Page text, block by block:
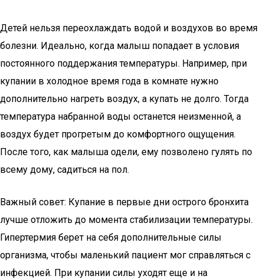
Детей нельзя переохлаждать водой и воздухов во время
болезни. Идеально, когда малыш попадает в условия
постоянного поддержания температуры. Например, при
купании в холодное время года в комнате нужно
дополнительно нагреть воздух, а купать не долго. Тогда
температура набранной воды останется неизменной, а
воздух будет прогретым до комфортного ощущения.
После того, как малыша одели, ему позволено гулять по
всему дому, садиться на пол.
Важный совет: Купание в первые дни острого бронхита
лучше отложить до момента стабилизации температуры.
Гипертермия берет на себя дополнительные силы
организма, чтобы маленький пациент мог справляться с
инфекцией. При купании силы уходят еще и на